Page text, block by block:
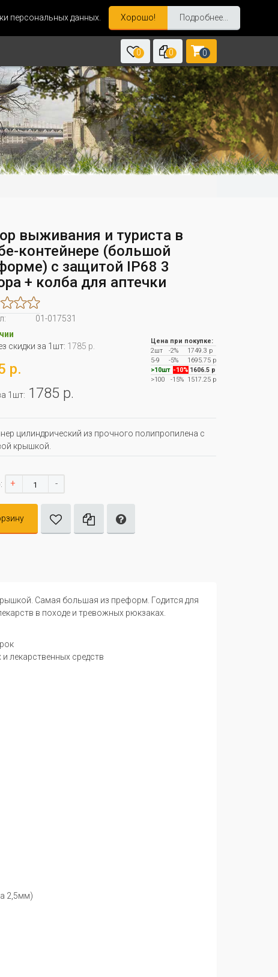
персональных данных. Хорошо! Подробнее...
0 0 0
выживания и туриста в
контейнере (большой
с защитой IP68 3
+ колба для аптечки
01-017531
скидки за 1шт: 1785 р.
р.
1шт: 1785 р.
Цена при покупке:
2шт
-2%
1749.3 р
5-9
-5%
1695.75 р
>10шт -10% 1606.5 р
>100
-15%1517.25 р
цилиндрический из прочного полипропилена с
крышкой.
+ -
Самая большая из преформ. Годится для
в походе и тревожных рюкзаках.
лекарственных средств
2,5мм)